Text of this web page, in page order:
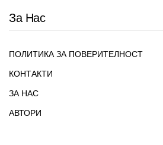
За Нас
ПОЛИТИКА ЗА ПОВЕРИТЕЛНОСТ
КОНТАКТИ
ЗА НАС
АВТОРИ